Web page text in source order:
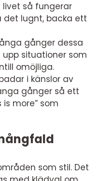
livet så fungerar
det lugnt, backa ett
gånger dessa
upp situationer som
omöjliga.
i känslor av
gånger så ett
is more” som
som stil. Det